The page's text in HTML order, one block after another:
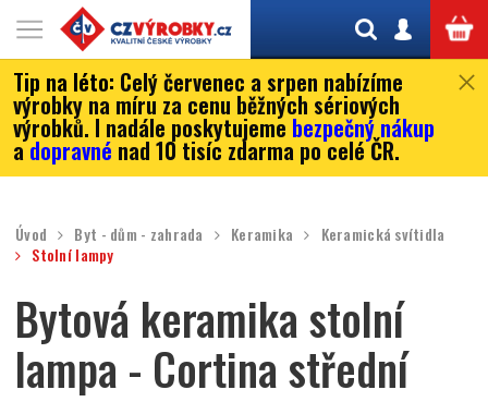
Tip na léto: Celý červenec a srpen nabízíme
výrobky na míru za cenu běžných sériových
výrobků. I nadále poskytujeme bezpečný nákup
adopravné nad 10 tisíc zdarma po celé ČR.
Úvod Byt - dům - zahrada Keramika
Keramická svítidla
Stolní lampy
Bytová keramika stolní
lampa - Cortina střední